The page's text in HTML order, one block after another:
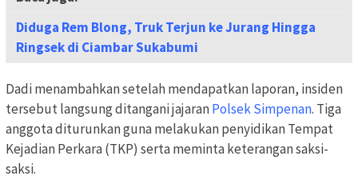
Diduga Rem Blong, Truk Terjun ke Jurang Hingga
Ringsek di Ciambar Sukabumi
Dadi menambahkan setelah mendapatkan laporan, insiden
tersebut langsung ditangani jajaranPolsek Simpenan. Tiga
anggota diturunkan guna melakukan penyidikan Tempat
Kejadian Perkara (TKP) serta meminta keterangan saksi-
saksi.